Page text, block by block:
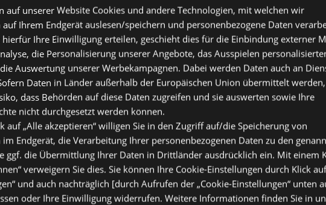
gültig
auf unserer Website Cookies und andere Technologien, mit welchen wir
Ihrem Endgerät auslesen/speichern und personenbezogene Daten
hierfür Ihre Einwilligung erteilen, geschieht dies für die Einbindung externer
die Personalisierung unserer Angebote, das Ausspielen
Auswertung unserer Werbekampagnen. Dabei werden Daten auch an
Daten in Länder außerhalb der Europäischen Union übermittelt werden,
dass Behörden auf diese Daten zugreifen und sie auswerten sowie Ihre
nicht durchgesetzt werden können.
auf „Alle akzeptieren“ willigen Sie in den Zugriff auf/die Speicherung von
Endgerät, die Verarbeitung Ihrer personenbezogenen Daten zu den
ggf. die Übermittlung Ihrer Daten in Drittländer ausdrücklich ein. Mit einem
verweigern Sie dies. Sie können Ihre Cookie-Einstellungen durch Klick auf
und auch nachträglich [durch Aufrufen der „Cookie-Einstellungen“ unten
oder Ihre Einwilligung widerrufen. Weitere Informationen finden Sie in